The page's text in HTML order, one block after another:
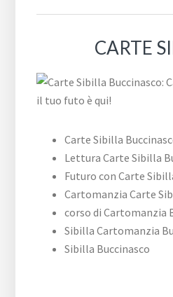
CARTE
Carte Sibilla
Lettura Carte Sibilla
Futuro con Carte
Cartomanzia Carte
corso di Cartomanzia
Sibilla Cartomanzia
Sibilla Buccinasco